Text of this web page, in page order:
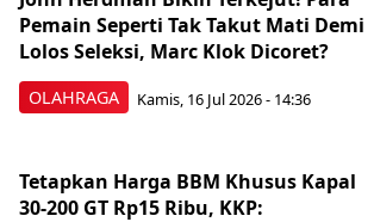
OLAHRAGA
Pemain Seperti Tak Takut Mati Demi
Lolos Seleksi, Marc Klok Dicoret?
Kamis, 16 Jul 2026 - 14:36
Tetapkan Harga BBM Khusus Kapal
30-200 GT Rp15 Ribu, KKP: